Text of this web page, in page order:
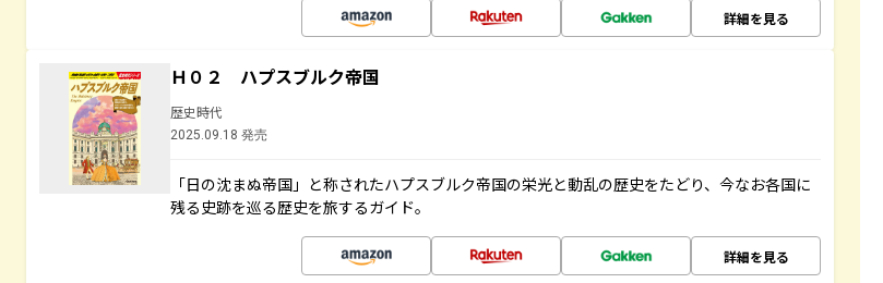
詳細を見る
Ｈ０２ ハプスブルク帝国
歴史時代
2025.09.18 発売
「日の沈まぬ帝国」と称されたハプスブルク帝国の栄光と動乱の歴史をたどり、今なお各国に
残る史跡を巡る歴史を旅するガイド。
詳細を見る